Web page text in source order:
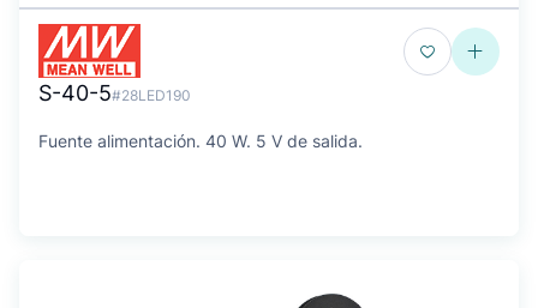
S-40-5#28LED190
Fuente alimentación. 40 W. 5 V de salida.